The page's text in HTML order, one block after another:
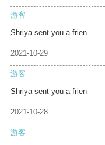
游客
Shriya sent you a frien
2021-10-29
游客
Shriya sent you a frien
2021-10-28
游客